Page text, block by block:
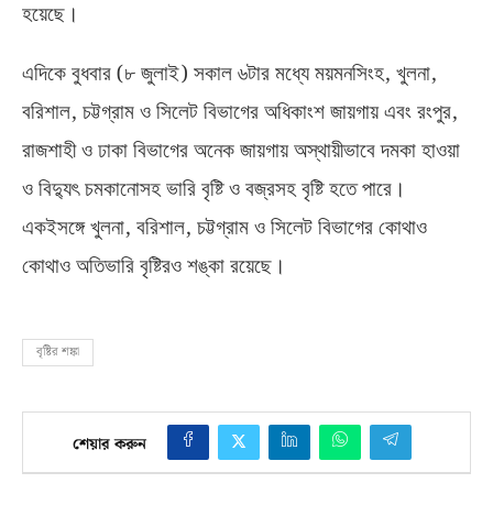
হয়েছে।
এদিকে বুধবার (৮ জুলাই) সকাল ৬টার মধ্যে ময়মনসিংহ, খুলনা,
বরিশাল, চট্টগ্রাম ও সিলেট বিভাগের অধিকাংশ জায়গায় এবং রংপুর,
রাজশাহী ও ঢাকা বিভাগের অনেক জায়গায় অস্থায়ীভাবে দমকা হাওয়া
ও বিদ্যুৎ চমকানোসহ ভারি বৃষ্টি ও বজ্রসহ বৃষ্টি হতে পারে।
একইসঙ্গে খুলনা, বরিশাল, চট্টগ্রাম ও সিলেট বিভাগের কোথাও
কোথাও অতিভারি বৃষ্টিরও শঙ্কা রয়েছে।
বৃষ্টির শঙ্কা
শেয়ার করুন